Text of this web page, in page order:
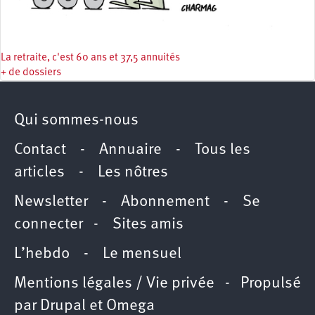
La retraite, c'est 60 ans et 37,5 annuités
+ de dossiers
Qui sommes-nous
Contact - Annuaire -
Tous les
articles - Les nôtres
Newsletter- Abonnement - Se
connecter- Sites amis
L’hebdo - Le mensuel
Mentions légales / Vie privée - Propulsé
par Drupal et Omega